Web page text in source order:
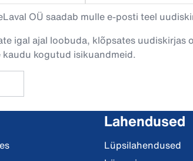
OÜ saadab mulle e-posti teel
igal ajal loobuda, klõpsates uudiskirjas
kaudu kogutud isikuandmeid.
Lahendused
Lüpsilahendused